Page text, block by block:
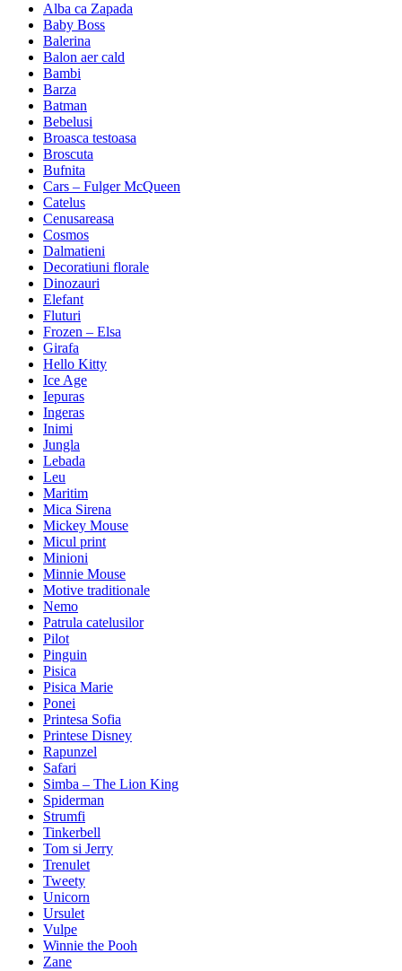
Alba ca Zapada
Baby Boss
Balerina
Balon aer cald
Bambi
Barza
Batman
Bebelusi
Broasca testoasa
Broscuta
Bufnita
Cars – Fulger McQueen
Catelus
Cenusareasa
Cosmos
Dalmatieni
Decoratiuni florale
Dinozauri
Elefant
Fluturi
Frozen – Elsa
Girafa
Hello Kitty
Ice Age
Iepuras
Ingeras
Inimi
Jungla
Lebada
Leu
Maritim
Mica Sirena
Mickey Mouse
Micul print
Minioni
Minnie Mouse
Motive traditionale
Nemo
Patrula catelusilor
Pilot
Pinguin
Pisica
Pisica Marie
Ponei
Printesa Sofia
Printese Disney
Rapunzel
Safari
Simba – The Lion King
Spiderman
Strumfi
Tinkerbell
Tom si Jerry
Trenulet
Tweety
Unicorn
Ursulet
Vulpe
Winnie the Pooh
Zane